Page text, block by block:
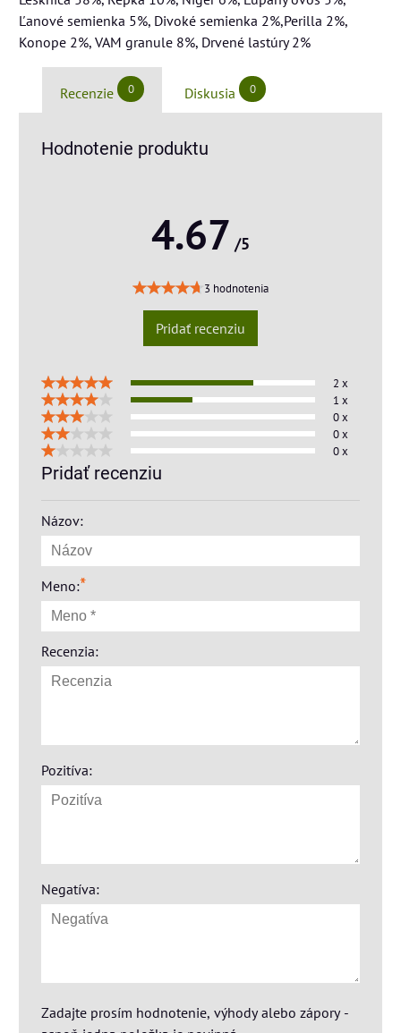
Ľanové semienka 5%, Divoké semienka 2%,Perilla 2%,
Konope 2%, VAM granule 8%, Drvené lastúry 2%
Recenzie 0 Diskusia 0
Hodnotenie produktu
4.67 /5
3 hodnotenia
Pridať recenziu
2 x
1 x
0 x
0 x
0 x
Pridať recenziu
Názov:
Meno:*
Recenzia:
Pozitíva:
Negatíva:
Zadajte prosím hodnotenie, výhody alebo zápory -